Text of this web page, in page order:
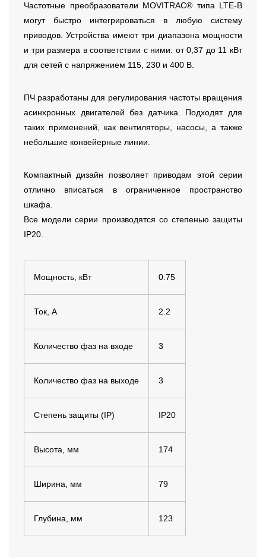
Частотные преобразователи MOVITRAC® типа LTE-B
могут быстро интегрироваться в любую систему
приводов. Устройства имеют три диапазона мощности
и три размера в соответствии с ними: от 0,37 до 11 кВт
для сетей с напряжением 115, 230 и 400 В.
ПЧ разработаны для регулирования частоты вращения
асинхронных двигателей без датчика. Подходят для
таких применений, как вентиляторы, насосы, а также
небольшие конвейерные линии.
Компактный дизайн позволяет приводам этой серии
отлично вписаться в ограниченное пространство
шкафа.
Все модели серии производятся со степенью защиты
IP20.
Мощность, кВт 0.75
Ток, А 2.2
Количество фаз на входе 3
Количество фаз на выходе 3
Степень защиты (IP) IP20
Высота, мм 174
Ширина, мм 79
Глубина, мм 123